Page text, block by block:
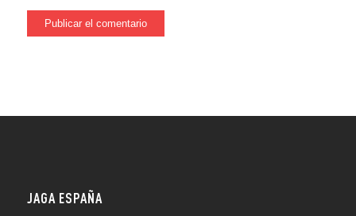
JAGA ESPAÑA